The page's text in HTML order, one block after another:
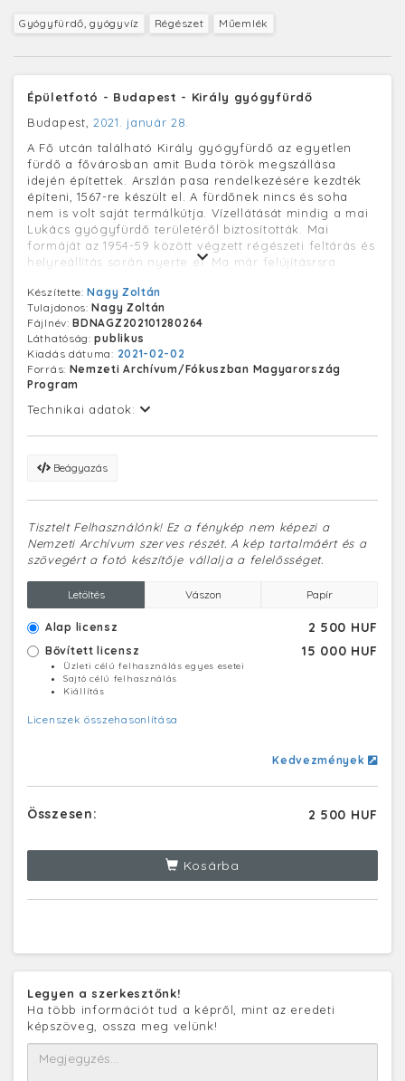
Gyógyfürdő, gyógyvíz Régészet Műemlék
Épületfotó - Budapest - Király gyógyfürdő
Budapest, 2021. január 28.
A Fő utcán található Király gyógyfürdő az egyetlen
fürdő a fővárosban amit Buda török megszállása
idején építettek. Arszlán pasa rendelkezésére kezdték
építeni, 1567-re készült el. A fürdőnek nincs és soha
nem is volt saját termálkútja. Vízellátását mindig a mai
Lukács gyógyfürdő területéről biztosították. Mai
formáját az 1954-59 között végzett régészeti feltárás és
helyreállítás során nyerte el. Ma már felújításrsra
miatt 2020 március 15-én bezárták.
Készítette:Nagy Zoltán
Tulajdonos:Nagy Zoltán
Fájlnév:BDNAGZ202101280264
Láthatóság:publikus
Kiadás dátuma: 2021-02-02
Forrás: Nemzeti Archívum/Fókuszban Magyarország
Program
Technikai adatok:
Beágyazás
Tisztelt Felhasználónk! Ez a fénykép nem képezi a
Nemzeti Archívum szerves részét. A kép tartalmáért és a
szövegért a fotó készítője vállalja a felelősséget.
Letöltés Vászon Papír
Alap licensz 2 500 HUF
Bővített licensz 15 000 HUF
Üzleti célú felhasználás egyes esetei
Sajtó célú felhasználás
Kiállítás
Licenszek összehasonlítása
Kedvezmények
Összesen: 2 500 HUF
Kosárba
Legyen a szerkesztőnk!
Ha több információt tud a képről, mint az eredeti
képszöveg, ossza meg velünk!